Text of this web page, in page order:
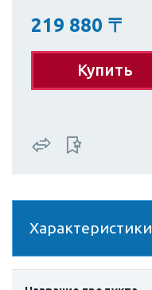
219 880 〒
Купить
Характеристики